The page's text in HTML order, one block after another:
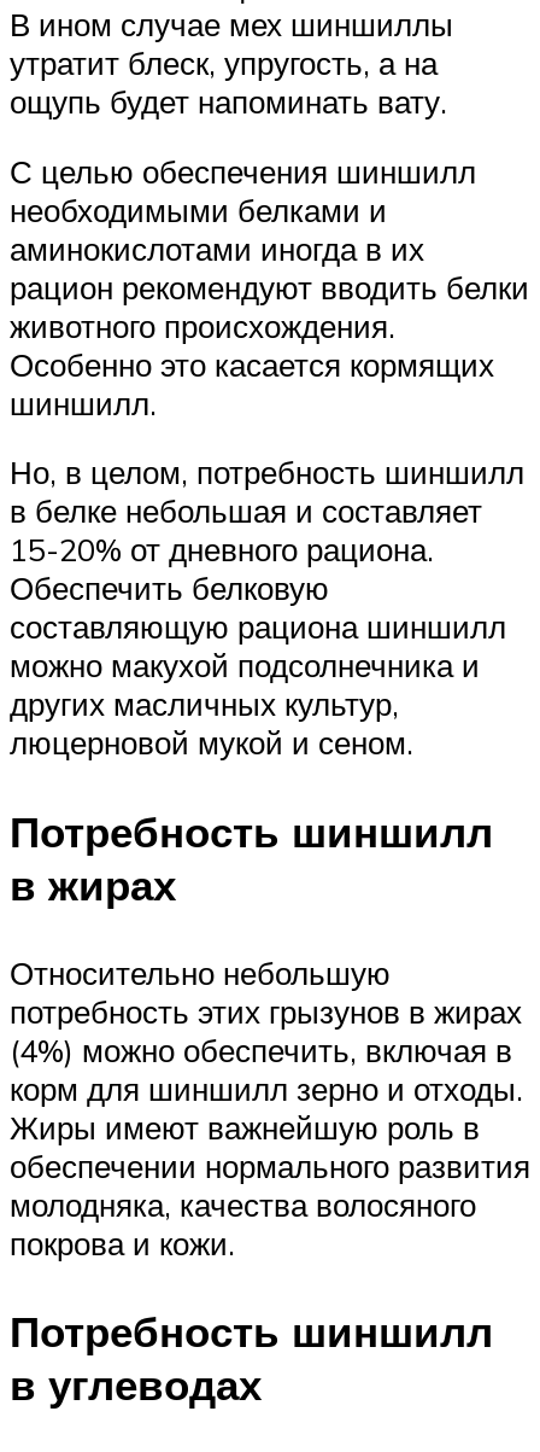
В ином случае мех шиншиллы
утратит блеск, упругость, а на
ощупь будет напоминать вату.
С целью обеспечения шиншилл
необходимыми белками и
аминокислотами иногда в их
рацион рекомендуют вводить белки
животного происхождения.
Особенно это касается кормящих
шиншилл.
Но, в целом, потребность шиншилл
в белке небольшая и составляет
15-20% от дневного рациона.
Обеспечить белковую
составляющую рациона шиншилл
можно макухой подсолнечника и
других масличных культур,
люцерновой мукой и сеном.
Потребность шиншилл
в жирах
Относительно небольшую
потребность этих грызунов в жирах
(4%) можно обеспечить, включая в
корм для шиншилл зерно и отходы.
Жиры имеют важнейшую роль в
обеспечении нормального развития
молодняка, качества волосяного
покрова и кожи.
Потребность шиншилл
в углеводах